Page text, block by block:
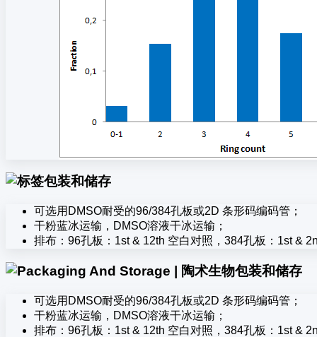
包装和储存
可选用DMSO耐受的96/384孔板或2D 条形码编码管；
干粉蓝冰运输，DMSO溶液干冰运输；
排布：96孔板：1st & 12th 空白对照，384孔板：1st &
包装和储存
可选用DMSO耐受的96/384孔板或2D 条形码编码管；
干粉蓝冰运输，DMSO溶液干冰运输；
排布：96孔板：1st & 12th 空白对照，384孔板：1st &